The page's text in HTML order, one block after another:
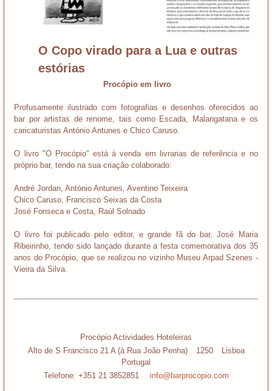
O Copo virado para a Lua e outras
estórias
Procópio em livro
Profusamente ilustrado com fotografias e desenhos oferecidos ao
bar por artistas de renome, tais como Escada, Malangatana e os
caricaturistas António Antunes e Chico Caruso.
O livro "O Procópio" está à venda em livrarias de referência e no
próprio bar, tendo na sua criação colaborado:
André Jordan, António Antunes, Aventino Teixeira
Chico Caruso, Francisco Seixas da Costa
José Fonseca e Costa, Raúl Solnado
O livro foi publicado pelo editor, e grande fã do bar, José Maria
Ribeirinho, tendo sido lançado durante a festa comemorativa dos 35
anos do Procópio, que se realizou no vizinho Museu Arpad Szenes -
Vieira da Silva.
Procópio Actividades Hoteleiras
Alto de S Francisco 21 A (à Rua João Penha)
1250
Lisboa
Portugal
Telefone: +351 21 3852851 info@barprocopio.com